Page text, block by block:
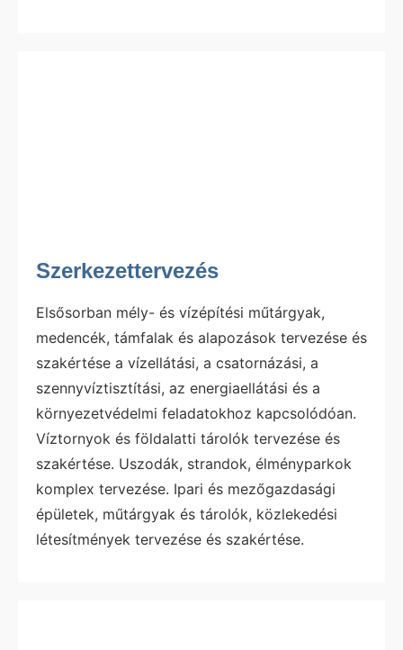
Szerkezettervezés
Elsősorban mély- és vízépítési műtárgyak,
medencék, támfalak és alapozások tervezése és
szakértése a vízellátási, a csatornázási, a
szennyvíztisztítási, az energiaellátási és a
környezetvédelmi feladatokhoz kapcsolódóan.
Víztornyok és földalatti tárolók tervezése és
szakértése. Uszodák, strandok, élményparkok
komplex tervezése. Ipari és mezőgazdasági
épületek, műtárgyak és tárolók, közlekedési
létesítmények tervezése és szakértése.